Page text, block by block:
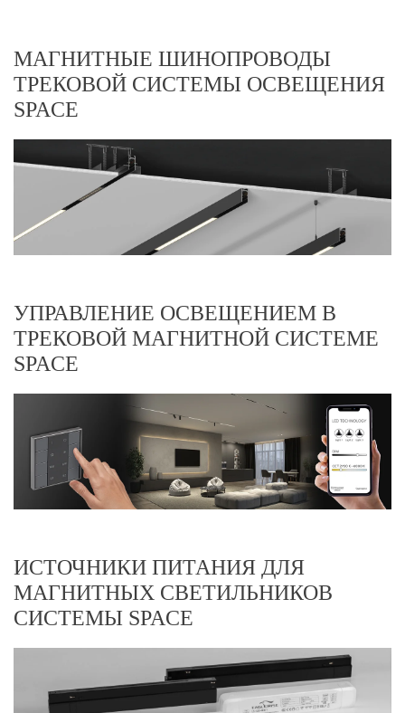
МАГНИТНЫЕ ШИНОПРОВОДЫ
ТРЕКОВОЙ СИСТЕМЫ ОСВЕЩЕНИЯ
SPACE
УПРАВЛЕНИЕ ОСВЕЩЕНИЕМ В
ТРЕКОВОЙ МАГНИТНОЙ СИСТЕМЕ
SPACE
ИСТОЧНИКИ ПИТАНИЯ ДЛЯ
МАГНИТНЫХ СВЕТИЛЬНИКОВ
СИСТЕМЫ SPACE